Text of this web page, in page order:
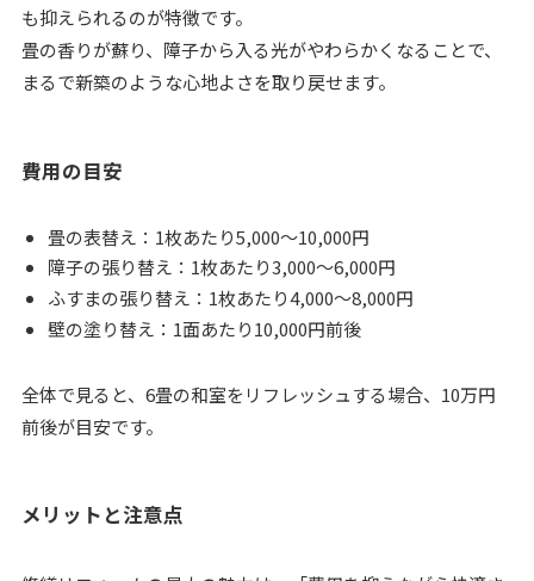
も抑えられるのが特徴です。
畳の香りが蘇り、障子から入る光がやわらかくなることで、
まるで新築のような心地よさを取り戻せます。
費用の目安
畳の表替え：1枚あたり5,000〜10,000円
障子の張り替え：1枚あたり3,000〜6,000円
ふすまの張り替え：1枚あたり4,000〜8,000円
壁の塗り替え：1面あたり10,000円前後
全体で見ると、6畳の和室をリフレッシュする場合、10万円
前後が目安です。
メリットと注意点